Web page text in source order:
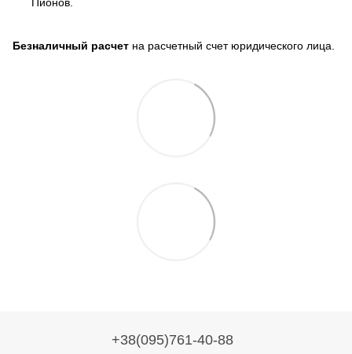
Безналичный расчет на расчетный счет юридического лица.
+38(095)761-40-88